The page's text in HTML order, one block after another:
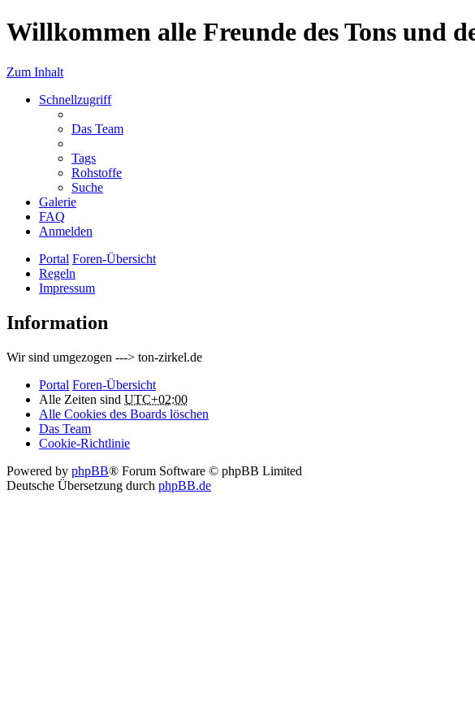
Willkommen alle Freunde des Tons und
Zum Inhalt
Schnellzugriff
Das Team
Tags
Rohstoffe
Suche
Galerie
FAQ
Anmelden
Portal Foren-Übersicht
Regeln
Impressum
Information
Wir sind umgezogen ---> ton-zirkel.de
Portal Foren-Übersicht
Alle Zeiten sind UTC+02:00
Alle Cookies des Boards löschen
Das Team
Cookie-Richtlinie
Powered by phpBB® Forum Software © phpBB Limited
Deutsche Übersetzung durch phpBB.de